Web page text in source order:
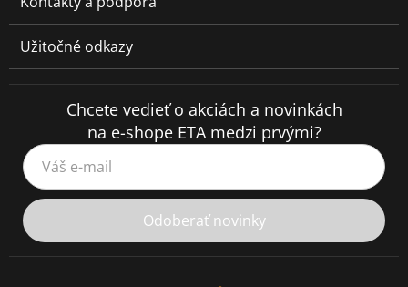
Užitočné odkazy
Chcete vedieť o akciách a novinkách
na e-shope ETA medzi prvými?
Váš e-mail
Odoberať novinky